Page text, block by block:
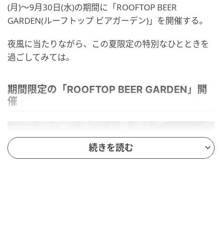
(月)～9月30日(水)の期間に「ROOFTOP BEER
GARDEN(ルーフトップ ビアガーデン)」を開催する。
夜風に当たりながら、この夏限定の特別なひとときを
過ごしてみては。
期間限定の「ROOFTOP BEER GARDEN」開
催
続きを読む